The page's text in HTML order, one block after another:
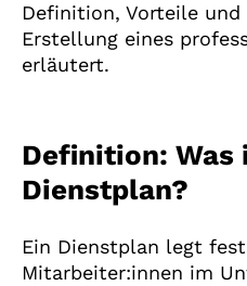
Definition, Vorteile und
Erstellung eines
erläutert.
Definition: Was
Dienstplan?
Ein Dienstplan legt
Mitarbeiter:innen im